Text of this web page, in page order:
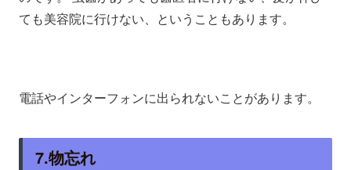
ても美容院に行けない、ということもあります。
電話やインターフォンに出られないことがあります。
7.物忘れ